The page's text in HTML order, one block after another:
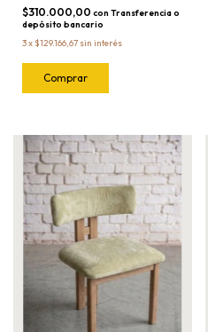
$310.000,00 con Transferencia o
depósito bancario
3x $129.166,67 sin interés